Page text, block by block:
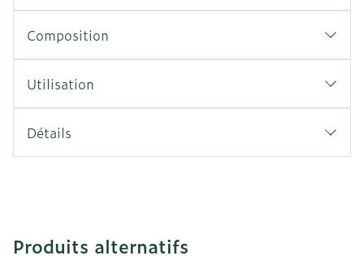
Composition
Utilisation
Détails
Produits alternatifs